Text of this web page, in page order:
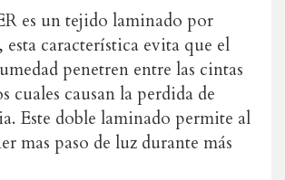
es un tejido laminado por
esta característica evita que el
penetren entre las cintas
cuales causan la perdida de
Este doble laminado permite al
mas paso de luz durante más